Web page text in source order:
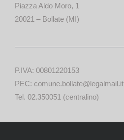
Piazza Aldo Moro, 1
20021 – Bollate (MI)
P.IVA: 00801220153
PEC: comune.bollate@legalmail.it
Tel. 02.350051 (centralino)